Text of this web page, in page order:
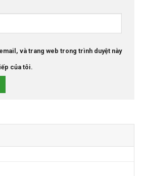
và trang web trong trình duyệt này
của tôi.